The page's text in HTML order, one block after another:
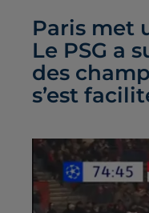
Paris met
Le PSG a
des
s’est